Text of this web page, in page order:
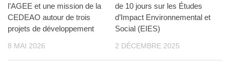
l’AGEE et une mission de la
CEDEAO autour de trois
projets de développement
8 MAI 2026
de 10 jours sur les Études
d’Impact Environnemental et
Social (EIES)
2 DÉCEMBRE 2025